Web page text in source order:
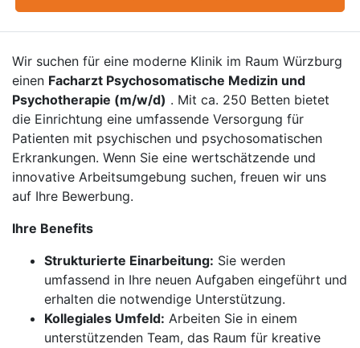
Wir suchen für eine moderne Klinik im Raum Würzburg
einen Facharzt Psychosomatische Medizin und
Psychotherapie (m/w/d) . Mit ca. 250 Betten bietet
die Einrichtung eine umfassende Versorgung für
Patienten mit psychischen und psychosomatischen
Erkrankungen. Wenn Sie eine wertschätzende und
innovative Arbeitsumgebung suchen, freuen wir uns
auf Ihre Bewerbung.
Ihre Benefits
Strukturierte Einarbeitung: Sie werden
umfassend in Ihre neuen Aufgaben eingeführt und
erhalten die notwendige Unterstützung.
Kollegiales Umfeld: Arbeiten Sie in einem
unterstützenden Team, das Raum für kreative